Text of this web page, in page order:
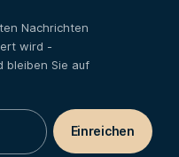
Nachrichten
wird -
bleiben Sie auf